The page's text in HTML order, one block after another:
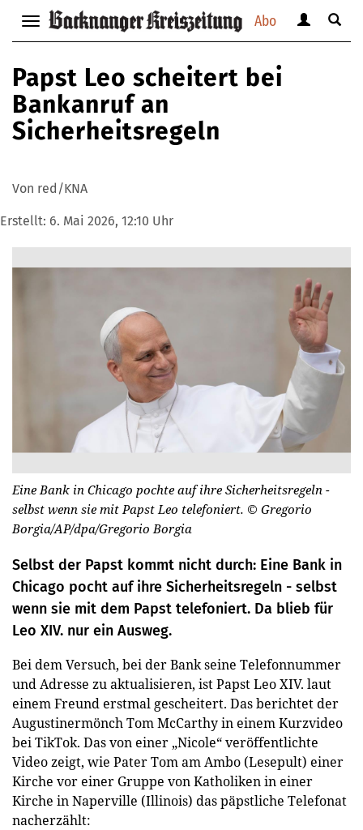
Abo
Navigation
anzeigen
verbergen
anzeigen
Suche
Papst Leo scheitert bei
Bankanruf an
Sicherheitsregeln
Von red/KNA
Erstellt: 6. Mai 2026, 12:10 Uhr
Eine Bank in Chicago pochte auf ihre Sicherheitsregeln -
selbst wenn sie mit Papst Leo telefoniert. © Gregorio
Borgia/AP/dpa/Gregorio Borgia
Selbst der Papst kommt nicht durch: Eine Bank in
Chicago pocht auf ihre Sicherheitsregeln - selbst
wenn sie mit dem Papst telefoniert. Da blieb für
Leo XIV. nur ein Ausweg.
Bei dem Versuch, bei der Bank seine Telefonnummer
und Adresse zu aktualisieren, ist Papst Leo XIV. laut
einem Freund erstmal gescheitert. Das berichtet der
Augustinermönch Tom McCarthy in einem Kurzvideo
bei TikTok. Das von einer „Nicole“ veröffentlichte
Video zeigt, wie Pater Tom am Ambo (Lesepult) einer
Kirche vor einer Gruppe von Katholiken in einer
Kirche in Naperville (Illinois) das päpstliche Telefonat
nacherzählt: